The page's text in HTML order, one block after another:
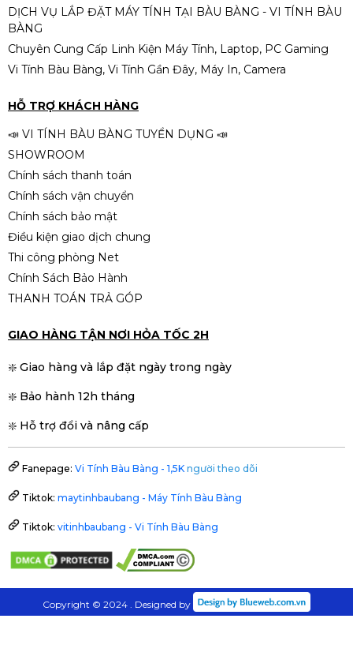
Premium16GB 3200MHz DDR4 |
SN | VAT
1.290.000đ
DỊCH VỤ LẮP ĐẶT MÁY TÍNH TẠI BÀU BÀNG - VI TÍNH BÀU
BÀNG
Chuyên Cung Cấp Linh Kiện Máy Tính, Laptop, PC Gaming
Vi Tính Bàu Bàng, Vi Tính Gần Đây, Máy In, Camera
HỖ TRỢ KHÁCH HÀNG
📣 VI TÍNH BÀU BÀNG TUYỂN DỤNG 📣
SHOWROOM
Chính sách thanh toán
Chính sách vận chuyển
Chính sách bảo mật
Điều kiện giao dịch chung
Thi công phòng Net
Chính Sách Bảo Hành
THANH TOÁN TRẢ GÓP
GIAO HÀNG TẬN NƠI HỎA TỐC 2H
❇️ Giao hàng và lắp đặt ngày trong ngày
❇️ Bảo hành 12h tháng
❇️ Hỗ trợ đổi và nâng cấp
Fanepage: Vi Tính Bàu Bàng - 1,5K người theo dõi
Tiktok: maytinhbaubang - Máy Tính Bàu Bàng
Tiktok: vitinhbaubang - Vi Tính Bàu Bàng
Copyright © 2024 . Designed by